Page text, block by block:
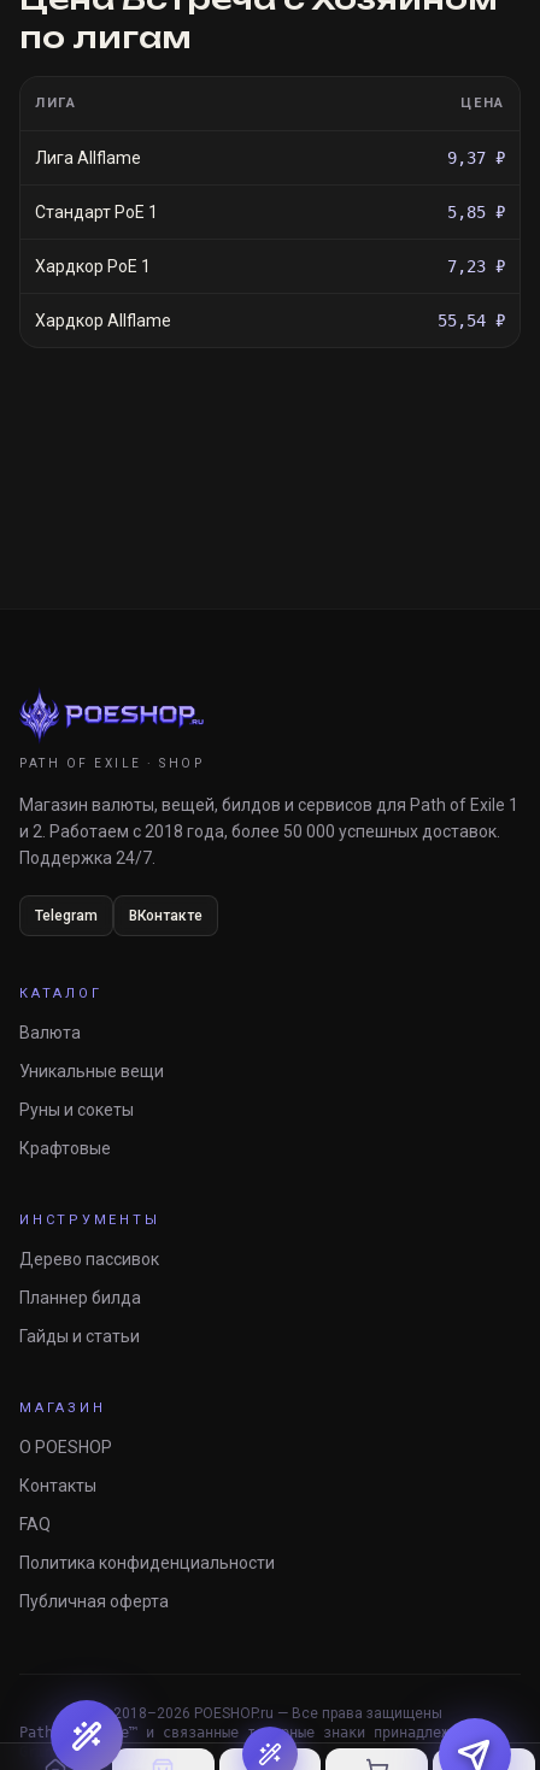
по лигам
ЛИГА ЦЕНА
Лига Allflame 9,37 ₽
Стандарт PoE 1 5,85 ₽
Хардкор PoE 1 7,23 ₽
Хардкор Allflame 55,54 ₽
PATH OF EXILE · SHOP
Магазин валюты, вещей, билдов и сервисов для Path of Exile 1
и 2. Работаем с 2018 года, более 50 000 успешных доставок.
Поддержка 24/7.
Telegram ВКонтакте
КАТАЛОГ
Валюта
Уникальные вещи
Руны и сокеты
Крафтовые
ИНСТРУМЕНТЫ
Дерево пассивок
Планнер билда
Гайды и статьи
МАГАЗИН
О POESHOP
Контакты
FAQ
Политика конфиденциальности
Публичная оферта
© 2018–2026 POESHOP.ru — Все права защищены
Path of Exile™ и связанные товарные знаки принадлежат
Grinding Gear Games.